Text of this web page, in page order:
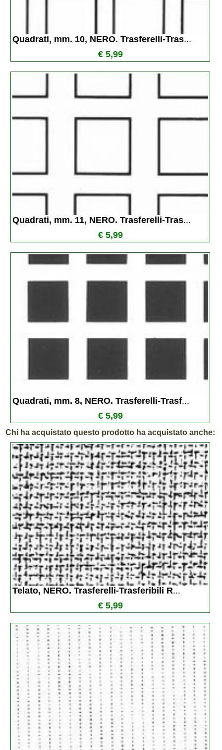
Quadrati, mm. 10, NERO. Trasferelli-Tras...
€ 5,99
Quadrati, mm. 11, NERO. Trasferelli-Tras...
€ 5,99
Quadrati, mm. 8, NERO. Trasferelli-Trasf...
€ 5,99
Chi ha acquistato questo prodotto ha acquistato anche:
Telato, NERO. Trasferelli-Trasferibili R...
€ 5,99